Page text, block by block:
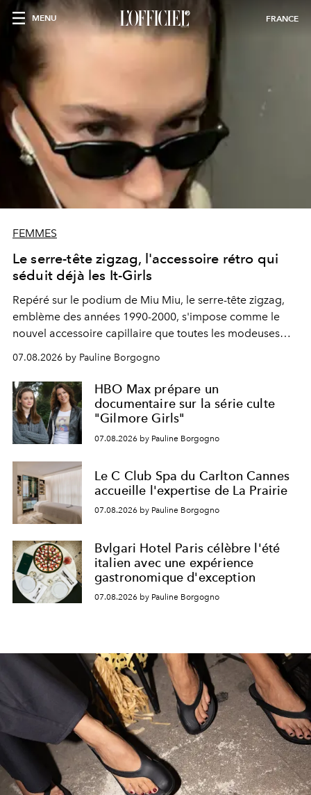
MENU FRANCE
FEMMES
Le serre-tête zigzag, l'accessoire rétro qui
séduit déjà les It-Girls
Repéré sur le podium de Miu Miu, le serre-tête zigzag,
emblème des années 1990-2000, s'impose comme le
nouvel accessoire capillaire que toutes les modeuses
s'arrachent déjà.
07.08.2026 by Pauline Borgogno
HBO Max prépare un
documentaire sur la série culte
"Gilmore Girls"
07.08.2026 by Pauline Borgogno
Le C Club Spa du Carlton Cannes
accueille l'expertise de La Prairie
07.08.2026 by Pauline Borgogno
Bvlgari Hotel Paris célèbre l'été
italien avec une expérience
gastronomique d'exception
07.08.2026 by Pauline Borgogno